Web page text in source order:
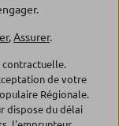
,Assurer.
contractuelle.
de votre
Régionale.
dispose du délai